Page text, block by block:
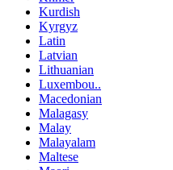
Kurdish
Kyrgyz
Latin
Latvian
Lithuanian
Luxembou..
Macedonian
Malagasy
Malay
Malayalam
Maltese